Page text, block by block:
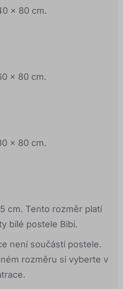
x 80 cm.
x 80 cm.
x 80 cm.
cm. Tento rozměr platí
bílé postele Bibi.
není součástí postele.
rozměru si vyberte v